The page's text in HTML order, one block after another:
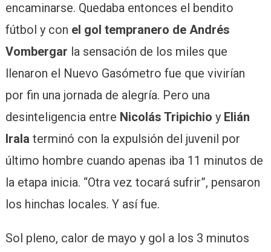
encaminarse. Quedaba entonces el bendito
fútbol y con el gol tempranero de Andrés
Vombergar la sensación de los miles que
llenaron el Nuevo Gasómetro fue que vivirían
por fin una jornada de alegría. Pero una
desinteligencia entre Nicolás Tripichio y Elián
Irala terminó con la expulsión del juvenil por
último hombre cuando apenas iba 11 minutos de
la etapa inicia. “Otra vez tocará sufrir”, pensaron
los hinchas locales. Y así fue.
Sol pleno, calor de mayo y gol a los 3 minutos